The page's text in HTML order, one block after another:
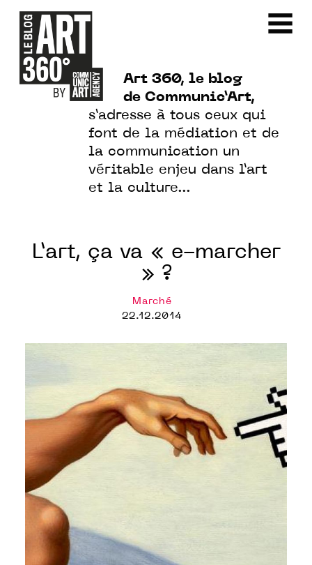
Art 360, le blog
de Communic’Art,
s’adresse à tous ceux qui
font de la médiation et de
la communication un
véritable enjeu dans l’art
et la culture…
L’art, ça va « e-marcher
» ?
Marché
22.12.2014